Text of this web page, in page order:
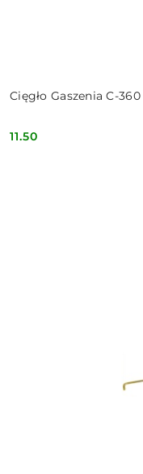
Cięgło Gaszenia C-
Cena:
11.50